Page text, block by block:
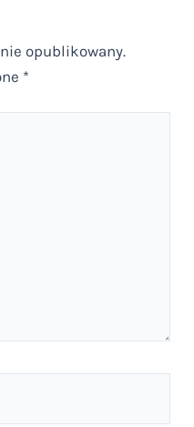
opublikowany.
*